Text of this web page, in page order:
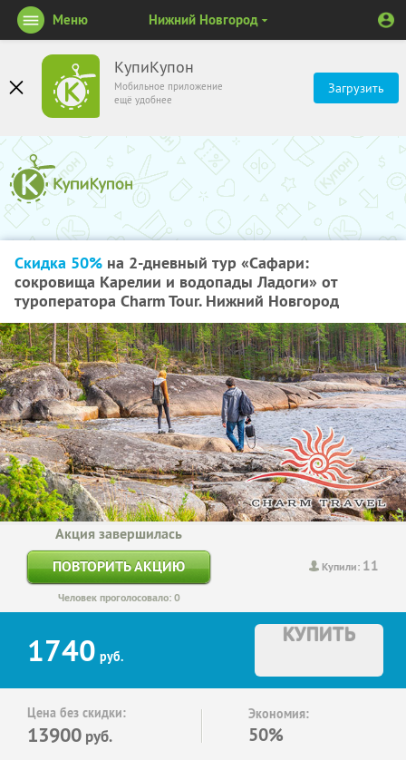
КупиКупон
Мобильное приложение
ещё удобнее
Загрузить
Меню Нижний Новгород
Скидка 50% на 2-дневный тур «Сафари:
сокровища Карелии и водопады Ладоги» от
туроператора Charm Tour. Нижний Новгород
Купили: 11
Акция завершилась
ПОВТОРИТЬ АКЦИЮ
Человек проголосовало: 0
1740 руб.
КУПИТЬ
Цена без скидки:
13900 руб.
Экономия:
50%